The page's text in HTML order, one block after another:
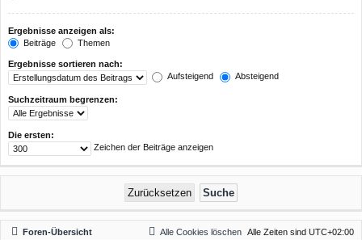
Ergebnisse anzeigen als:
Beiträge
Themen
Ergebnisse sortieren nach:
Aufsteigend
Absteigend
Suchzeitraum begrenzen:
Die ersten:
Zeichen der Beiträge anzeigen
Foren-Übersicht Alle Zeiten sind UTC+02:00
Alle Cookies löschen